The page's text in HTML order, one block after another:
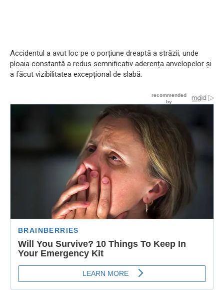
Accidentul a avut loc pe o porțiune dreaptă a străzii, unde
ploaia constantă a redus semnificativ aderența anvelopelor și
a făcut vizibilitatea excepțional de slabă.